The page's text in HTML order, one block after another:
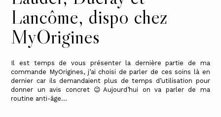
Lancôme, dispo chez
MyOrigines
Il est temps de vous présenter la dernière partie de ma
commande MyOrigines, j’ai choisi de parler de ces soins là en
dernier car ils demandaient plus de temps d’utilisation pour
donner un avis concret 😉Aujourd’hui on va parler de ma
routine anti-âge...